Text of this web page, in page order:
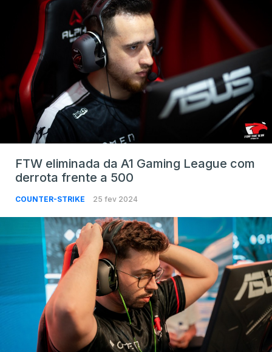
FTW eliminada da A1 Gaming League com
derrota frente a 500
COUNTER-STRIKE 25 fev 2024